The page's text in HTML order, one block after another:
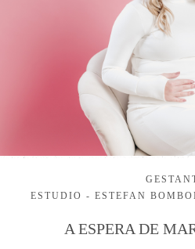
ESTUDIO - ESTEFAN
A ESPERA DE